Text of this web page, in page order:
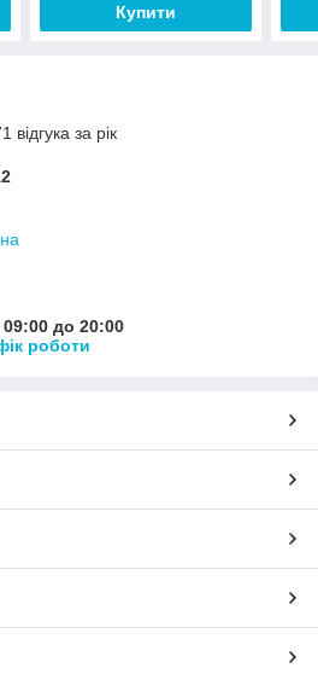
Купити
відгука за рік
до 20:00
роботи